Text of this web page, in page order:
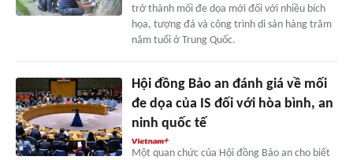
trở thành mối đe dọa mới đối với nhiều bích
họa, tượng đá và công trình di sản hàng trăm
năm tuổi ở Trung Quốc.
Hội đồng Bảo an đánh giá về mối
đe dọa của IS đối với hòa bình, an
ninh quốc tế
Một quan chức của Hội đồng Bảo an cho biết